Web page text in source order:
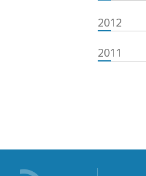
2012
2011